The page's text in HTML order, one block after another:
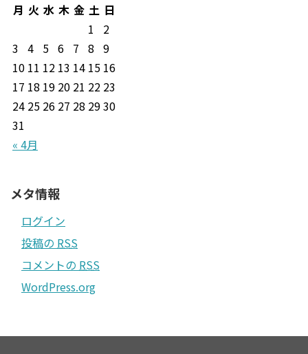
月 火 水 木 金 土 日
« 4月
1
2
3 4 5 6 7 8 9
10 11 12 13 14 15 16
17 18 19 20 21 22 23
24 25 26 27 28 2930
31
メタ情報
ログイン
投稿の RSS
コメントの RSS
WordPress.org